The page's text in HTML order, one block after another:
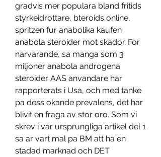
gradvis mer populara bland fritids
styrkeidrottare, bteroids online,
spritzen fur anabolika kaufen
anabola steroider mot skador. For
narvarande, sa manga som 3
miljoner anabola androgena
steroider AAS anvandare har
rapporterats i Usa, och med tanke
pa dess okande prevalens, det har
blivit en fraga av stor oro. Som vi
skrev i var ursprungliga artikel del 1
sa ar vart mal pa BM att ha en
stadad marknad och DET